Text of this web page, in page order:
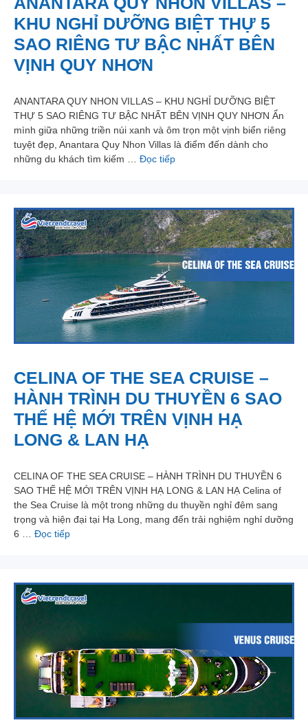
KHU NGHỈ DƯỠNG BIỆT THỰ 5
SAO RIÊNG TƯ BẬC NHẤT BÊN
VỊNH QUY NHƠN
ANANTARA QUY NHON VILLAS – KHU NGHỈ DƯỠNG BIỆT
THỰ 5 SAO RIÊNG TƯ BẬC NHẤT BÊN VỊNH QUY NHƠN Ẩn
mình giữa những triền núi xanh và ôm trọn một vịnh biển riêng
tuyệt đẹp, Anantara Quy Nhon Villas là điểm đến dành cho
những du khách tìm kiếm … Đọc tiếp
CELINA OF THE SEA CRUISE –
HÀNH TRÌNH DU THUYỀN 6 SAO
THẾ HỆ MỚI TRÊN VỊNH HẠ
LONG & LAN HẠ
CELINA OF THE SEA CRUISE – HÀNH TRÌNH DU THUYỀN 6
SAO THẾ HỆ MỚI TRÊN VỊNH HẠ LONG & LAN HẠ Celina of
the Sea Cruise là một trong những du thuyền nghỉ đêm sang
trọng và hiện đại tại Hạ Long, mang đến trải nghiệm nghỉ dưỡng
6 … Đọc tiếp